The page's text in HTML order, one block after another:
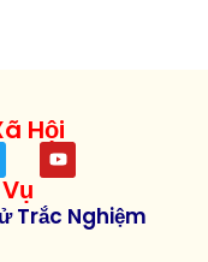
Hội
Trắc Nghiệm